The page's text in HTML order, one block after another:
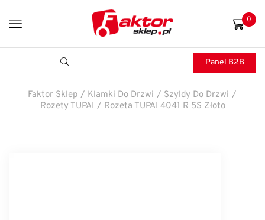
0
Panel B2B
Faktor Sklep / Klamki Do Drzwi / Szyldy Do Drzwi /
Rozety TUPAI / Rozeta TUPAI 4041 R 5S Złoto